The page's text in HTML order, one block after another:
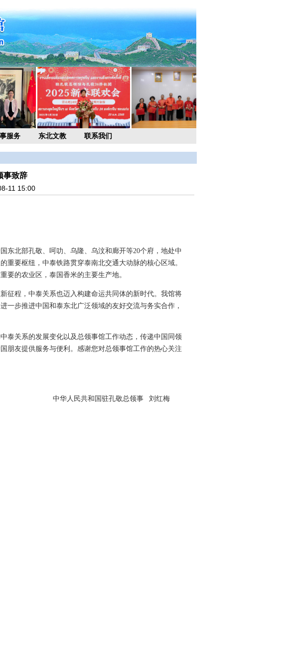
服务 东北文教 联系我们
事致辞
11 15:00
东北部孔敬、呵叻、乌隆、乌汶和廊开等20个府，地处中
重要枢纽，中泰铁路贯穿泰南北交通大动脉的核心区域。
要的农业区，泰国香米的主要生产地。
征程，中泰关系也迈入构建命运共同体的新时代。我馆将
一步推进中国和泰东北广泛领域的友好交流与务实合作，
泰关系的发展变化以及总领事馆工作动态，传递中国同领
朋友提供服务与便利。感谢您对总领事馆工作的热心关注
孔敬总领事 刘红梅